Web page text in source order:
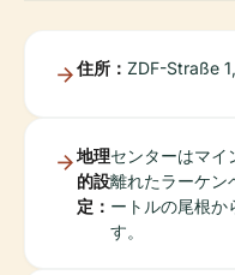
住所： ZDF-Straße
地理
的設
定：
センターはマイ
離れたラーケン
ートルの尾根か
す。